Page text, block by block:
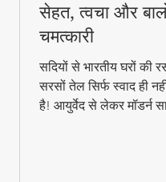
सेहत, त्वचा और
चमत्कारी
सदियों से भारतीय घरों की
सरसों तेल सिर्फ स्वाद ही
है! आयुर्वेद से लेकर मॉडर्न